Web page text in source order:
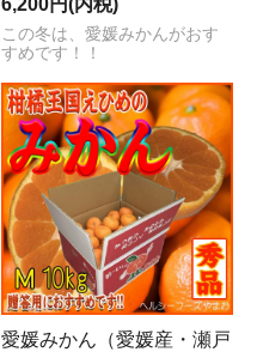
6,200円(内税)
この冬は、愛媛みかんがおす
すめです！！
愛媛みかん（愛媛産・瀬戸